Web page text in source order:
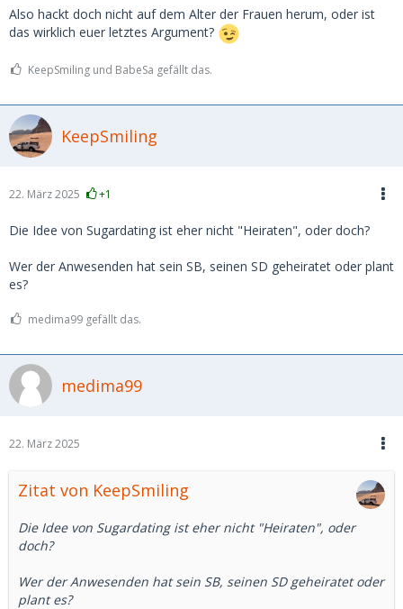
Also hackt doch nicht auf dem Alter der Frauen herum, oder ist
das wirklich euer letztes Argument?
KeepSmiling und BabeSa gefällt das.
KeepSmiling
22. März 2025 +1
Die Idee von Sugardating ist eher nicht "Heiraten", oder doch?
Wer der Anwesenden hat sein SB, seinen SD geheiratet oder plant
es?
medima99 gefällt das.
medima99
22. März 2025
Zitat von KeepSmiling
Die Idee von Sugardating ist eher nicht "Heiraten", oder
doch?
Wer der Anwesenden hat sein SB, seinen SD geheiratet oder
plant es?